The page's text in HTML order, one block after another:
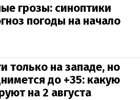
грозы: синоптики
погоды на начало
только на западе, но
до +35: какую
на 2 августа